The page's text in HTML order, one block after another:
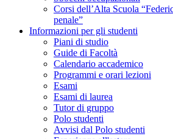
Corsi dell’Alta Scuola
penale”
Informazioni per gli studenti
Piani di studio
Guide di Facoltà
Calendario accademico
Programmi e orari lezioni
Esami
Esami di laurea
Tutor di gruppo
Polo studenti
Avvisi dal Polo studenti